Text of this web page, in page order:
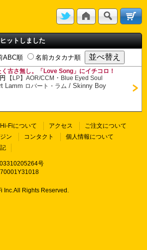
ットしました
ABC順 名前カタカナ順
く古さ無し。「Love Song」にイチコロ！
【LP】AOR/CCM ・ Blue Eyed Soul
Lamm ロバート・ラム /Skinny Boy
Hi-Fiについて アクセス
ご注文について
ン コンタクト
個人情報について
号
Inc.All Rights Reserved.